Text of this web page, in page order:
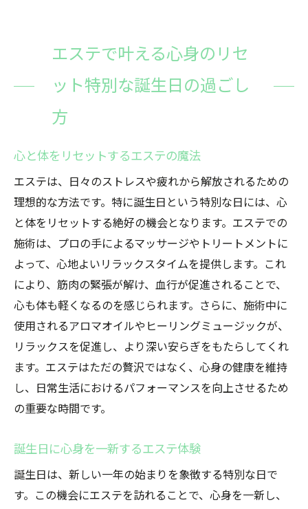
エステで叶える心身のリセ
ット特別な誕生日の過ごし
方
心と体をリセットするエステの魔法
エステは、日々のストレスや疲れから解放されるための
理想的な方法です。特に誕生日という特別な日には、心
と体をリセットする絶好の機会となります。エステでの
施術は、プロの手によるマッサージやトリートメントに
よって、心地よいリラックスタイムを提供します。これ
により、筋肉の緊張が解け、血行が促進されることで、
心も体も軽くなるのを感じられます。さらに、施術中に
使用されるアロマオイルやヒーリングミュージックが、
リラックスを促進し、より深い安らぎをもたらしてくれ
ます。エステはただの贅沢ではなく、心身の健康を維持
し、日常生活におけるパフォーマンスを向上させるため
の重要な時間です。
誕生日に心身を一新するエステ体験
誕生日は、新しい一年の始まりを象徴する特別な日で
す。この機会にエステを訪れることで、心身を一新し、